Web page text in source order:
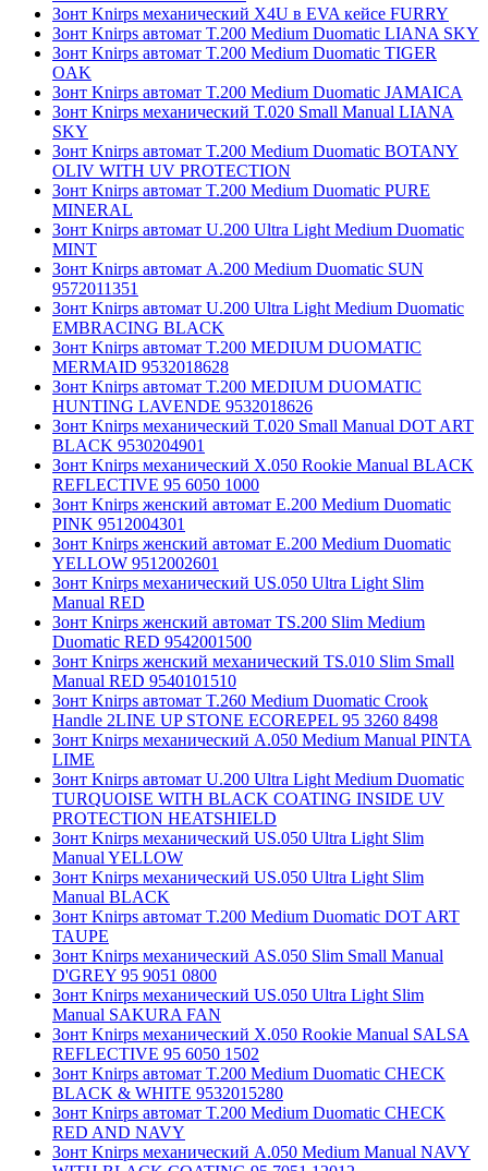
Зонт Knirps механический X4U в EVA кейсе FURRY
Зонт Knirps автомат T.200 Medium Duomatic LIANA SKY
Зонт Knirps автомат T.200 Medium Duomatic TIGER
OAK
Зонт Knirps автомат T.200 Medium Duomatic JAMAICA
Зонт Knirps механический T.020 Small Manual LIANA
SKY
Зонт Knirps автомат T.200 Medium Duomatic BOTANY
OLIV WITH UV PROTECTION
Зонт Knirps автомат T.200 Medium Duomatic PURE
MINERAL
Зонт Knirps автомат U.200 Ultra Light Medium Duomatic
MINT
Зонт Knirps автомат A.200 Medium Duomatic SUN
9572011351
Зонт Knirps автомат U.200 Ultra Light Medium Duomatic
EMBRACING BLACK
Зонт Knirps автомат T.200 MEDIUM DUOMATIC
MERMAID 9532018628
Зонт Knirps автомат T.200 MEDIUM DUOMATIC
HUNTING LAVENDE 9532018626
Зонт Knirps механический T.020 Small Manual DOT ART
BLACK 9530204901
Зонт Knirps механический X.050 Rookie Manual BLACK
REFLECTIVE 95 6050 1000
Зонт Knirps женский автомат E.200 Medium Duomatic
PINK 9512004301
Зонт Knirps женский автомат E.200 Medium Duomatic
YELLOW 9512002601
Зонт Knirps механический US.050 Ultra Light Slim
Manual RED
Зонт Knirps женский автомат TS.200 Slim Medium
Duomatic RED 9542001500
Зонт Knirps женский механический TS.010 Slim Small
Manual RED 9540101510
Зонт Knirps автомат T.260 Medium Duomatic Crook
Handle 2LINE UP STONE ECOREPEL 95 3260 8498
Зонт Knirps механический A.050 Medium Manual PINTA
LIME
Зонт Knirps автомат U.200 Ultra Light Medium Duomatic
TURQUOISE WITH BLACK COATING INSIDE UV
PROTECTION HEATSHIELD
Зонт Knirps механический US.050 Ultra Light Slim
Manual YELLOW
Зонт Knirps механический US.050 Ultra Light Slim
Manual BLACK
Зонт Knirps автомат T.200 Medium Duomatic DOT ART
TAUPE
Зонт Knirps механический AS.050 Slim Small Manual
D'GREY 95 9051 0800
Зонт Knirps механический US.050 Ultra Light Slim
Manual SAKURA FAN
Зонт Knirps механический X.050 Rookie Manual SALSA
REFLECTIVE 95 6050 1502
Зонт Knirps автомат T.200 Medium Duomatic CHECK
BLACK & WHITE 9532015280
Зонт Knirps автомат T.200 Medium Duomatic CHECK
RED AND NAVY
Зонт Knirps механический A.050 Medium Manual NAVY